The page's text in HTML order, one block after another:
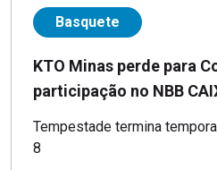
Basquete
KTO Minas perde para
participação no NBB
Tempestade termina
8